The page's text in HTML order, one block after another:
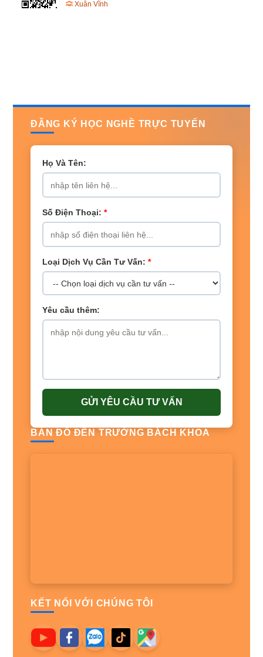
Xuân Vĩnh
ĐĂNG KÝ HỌC NGHỀ TRỰC TUYẾN
Họ Và Tên:
Số Điện Thoại: *
Loại Dịch Vụ Cần Tư Vấn: *
Yêu cầu thêm:
GỬI YÊU CẦU TƯ VẤN
BẢN ĐỒ ĐẾN TRƯỜNG BÁCH KHOA
KẾT NỐI VỚI CHÚNG TÔI